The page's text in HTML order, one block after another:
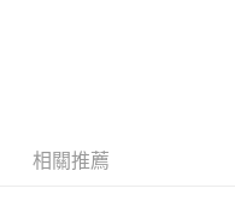
相關推薦